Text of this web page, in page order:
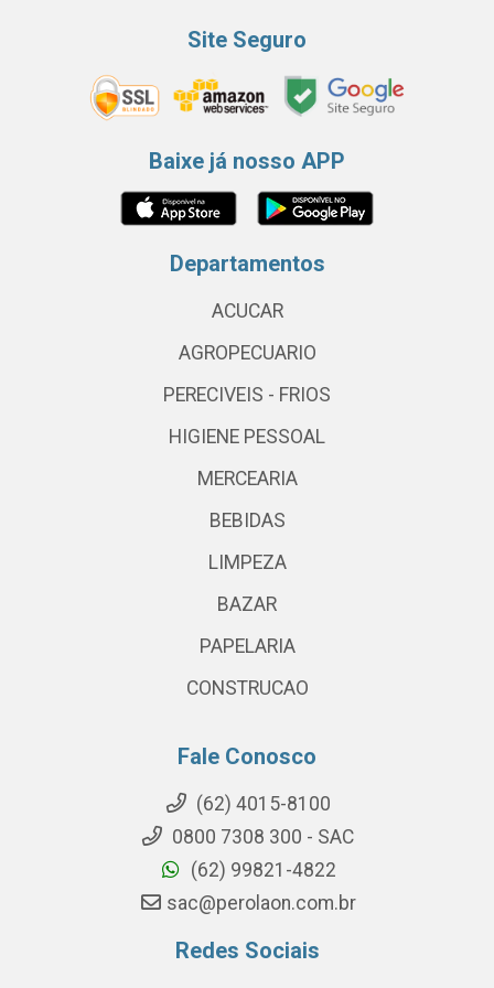
Site Seguro
Baixe já nosso APP
Departamentos
ACUCAR
AGROPECUARIO
PERECIVEIS - FRIOS
HIGIENE PESSOAL
MERCEARIA
BEBIDAS
LIMPEZA
BAZAR
PAPELARIA
CONSTRUCAO
Fale Conosco
(62) 4015-8100
0800 7308 300 - SAC
(62) 99821-4822
sac@perolaon.com.br
Redes Sociais